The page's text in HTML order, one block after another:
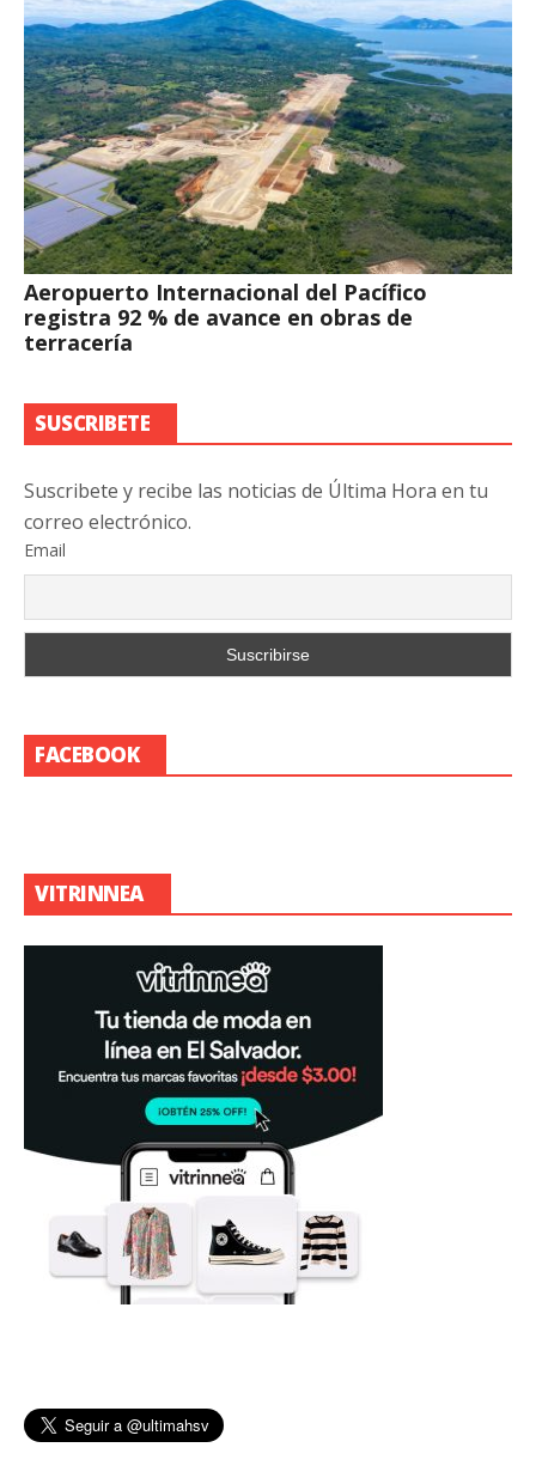
Aeropuerto Internacional del Pacífico
registra 92 % de avance en obras de
terracería
SUSCRIBETE
Suscribete y recibe las noticias de Última Hora en tu
correo electrónico.
Email
FACEBOOK
VITRINNEA